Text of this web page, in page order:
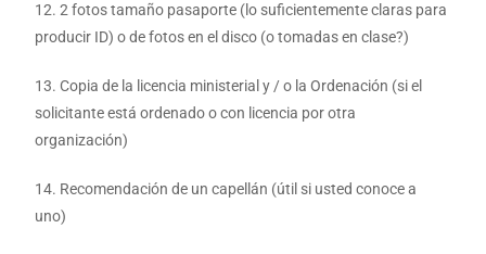
12. 2 fotos tamaño pasaporte (lo suficientemente claras para
producir ID) o de fotos en el disco (o tomadas en clase?)
13. Copia de la licencia ministerial y / o la Ordenación (si el
solicitante está ordenado o con licencia por otra
organización)
14. Recomendación de un capellán (útil si usted conoce a
uno)